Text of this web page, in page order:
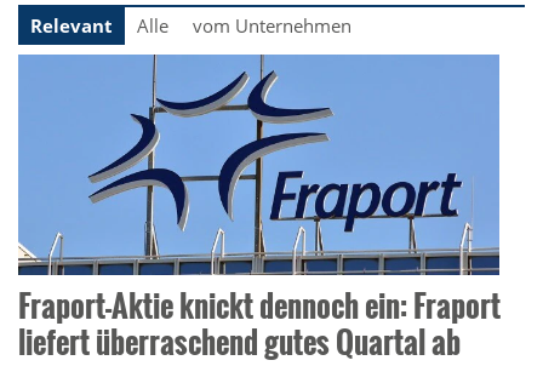
Relevant Alle vom Unternehmen
Fraport-Aktie knickt dennoch ein: Fraport
liefert überraschend gutes Quartal ab